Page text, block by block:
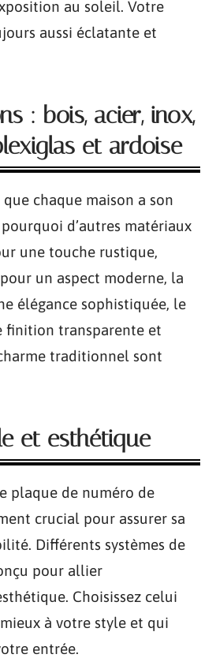
au soleil. Votre
aussi éclatante et
: bois, acier, inox,
et ardoise
chaque maison a son
d’autres matériaux
une touche rustique,
un aspect moderne, la
élégance sophistiquée, le
finition transparente et
traditionnel sont
et esthétique
plaque de numéro de
crucial pour assurer sa
Différents systèmes de
pour allier
Choisissez celui
à votre style et qui
entrée.